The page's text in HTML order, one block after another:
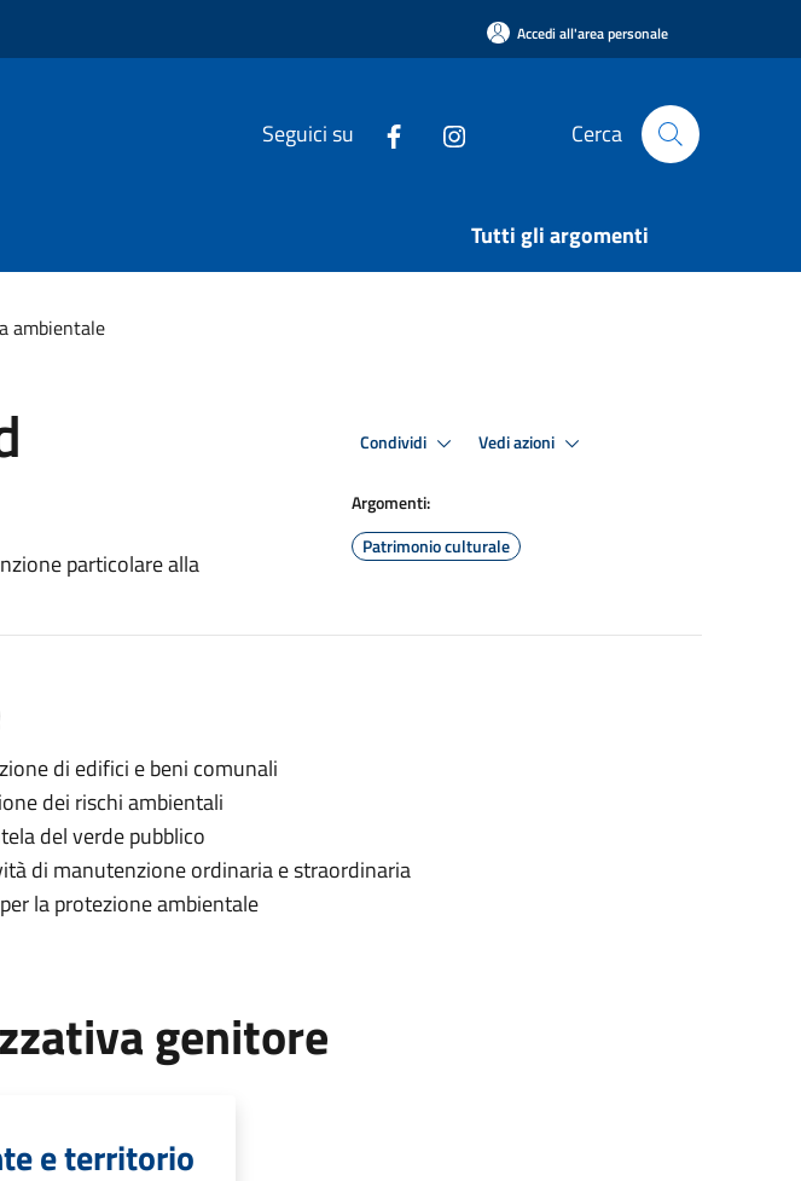
Accedi all'area personale
Seguici su Cerca
Tutti gli argomenti
ambientale
particolare alla
Condividi Vedi azioni
Argomenti:
Patrimonio culturale
di edifici e beni comunali
dei rischi ambientali
del verde pubblico
di manutenzione ordinaria e straordinaria
la protezione ambientale
genitore
e territorio